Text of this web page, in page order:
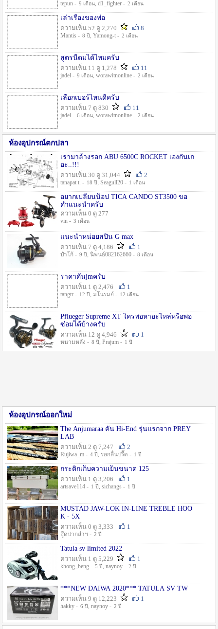
tepun - 9 เดือน, d1_fighter - 2 เดือน
เล่าเรื่องของพ่อ
ความเห็น 52 ดู 2,270
8
Mantis - 8 ปี , Yamong-t - 2 เดือน
สูตรนี้ดมได้ไหมครับ
ความเห็น 11 ดู 1,278
11
jadel - 9 เดือน, worawitnonline - 2 เดือน
เลือกเบอร์ไหนดีครับ
ความเห็น 7 ดู 830
11
jadel - 6 เดือน, worawitnonline - 2 เดือน
ห้องอุปกรณ์ตกปลา
เรามาล้างรอก ABU 6500C ROCKET เองกันเถ
อะ..!!!
ความเห็น 30 ดู 31,044
2
tanapat t. - 18 ปี , Seagull20 - 1 เดือน
อยากเปลี่ยนน็อป TICA CANDO ST3500 ขอ
คำแนะนำครับ
ความเห็น 0 ดู 277
vin - 3 เดือน
แนะนำหน่อยสปิน G max
ความเห็น 7 ดู 4,186
1
ป๋าโก้ - 9 ปี , นิพนธ์082162660 - 8 เดือน
ราคาคันjmครับ
ความเห็น 1 ดู 2,476
1
tangtr - 12 ปี , มโนรมย์ - 12 เดือน
Pflueger Supreme XT ใครพอหาอะไหล่หรือพอ
ซ่อมได้บ้างครับ
ความเห็น 12 ดู 4,946
1
หนามหลัง - 8 ปี , Prajum - 1 ปี
ห้องอุปกรณ์ออกใหม่
The Anjumaraa คัน Hi-End รุ่นแรกจาก PREY
LAB
ความเห็น 2 ดู 7,247
2
Rujiwa_m - 4 ปี , รอกลื่นปรื๊ด - 1 ปี
กระติกเก็บความเย็นขนาด 125
ความเห็น 1 ดู 3,206
1
artsave114 - 1 ปี , sichangs - 1 ปี
MUSTAD JAW-LOK IN-LINE TREBLE HOO
K - 5X
ความเห็น 0 ดู 3,333
1
อู๊ดปากลำฯ - 2 ปี
Tatula sv limited 2022
ความเห็น 1 ดู 5,229
1
khong_beng - 5 ปี , naynoy - 2 ปี
***NEW DAIWA 2020*** TATULA SV TW
ความเห็น 9 ดู 12,223
1
hakky - 6 ปี , naynoy - 2 ปี